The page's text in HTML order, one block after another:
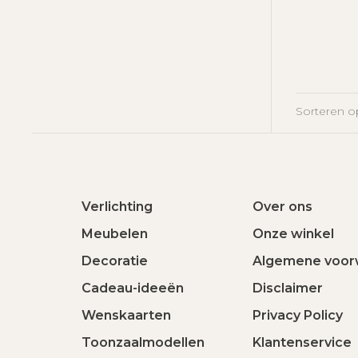
Sorteren
Verlichting
Meubelen
Decoratie
Cadeau-ideeën
Wenskaarten
Toonzaalmodellen
Over ons
Onze winkel
Algemene
Disclaimer
Privacy Policy
Klantenservice